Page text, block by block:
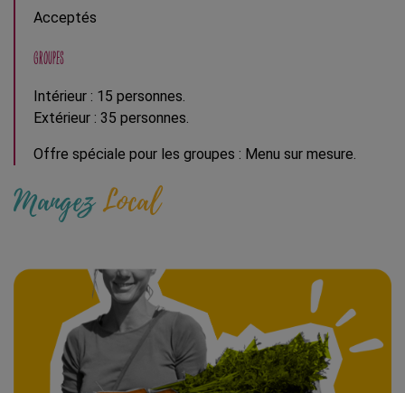
Acceptés
GROUPES
Intérieur : 15 personnes.
Extérieur : 35 personnes.
Offre spéciale pour les groupes : Menu sur mesure.
Mangez Local